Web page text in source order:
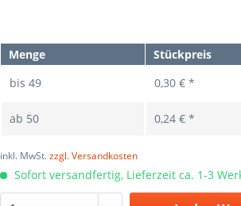
Menge
Stückpreis
bis49 0,30 € *
ab 50 0,24 € *
inkl. MwSt.zzgl. Versandkosten
Sofort versandfertig, Lieferzeit ca. 1-3